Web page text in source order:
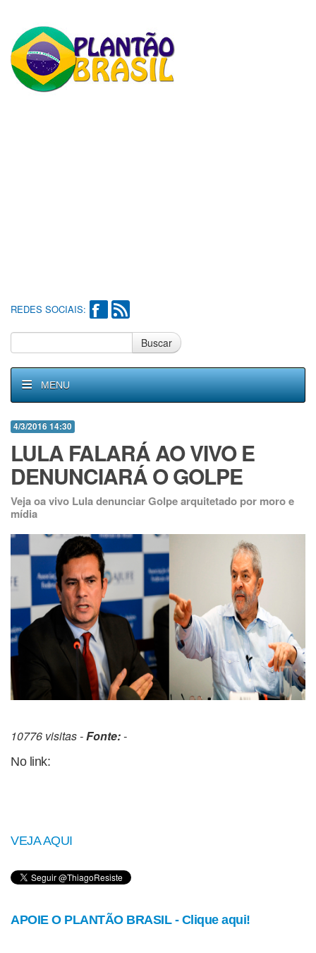
REDES SOCIAIS:
Buscar
MENU
4/3/2016 14:30
LULA FALARÁ AO VIVO E
DENUNCIARÁ O GOLPE
Veja oa vivo Lula denunciar Golpe arquitetado por moro e
mídia
10776 visitas -Fonte:-
No link:
VEJA AQUI
APOIE O PLANTÃO BRASIL - Clique aqui!